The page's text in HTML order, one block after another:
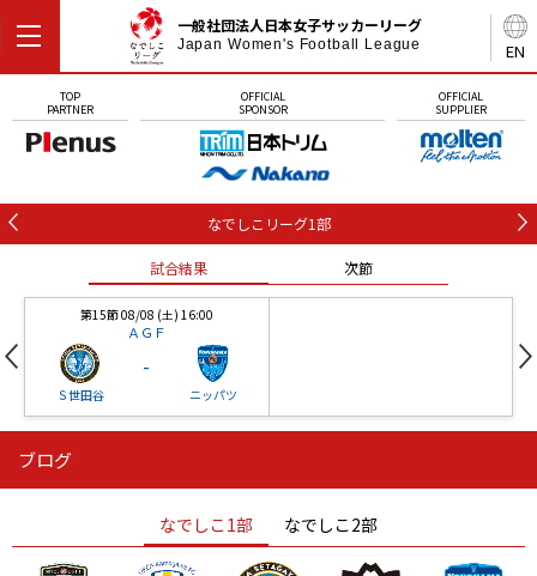
EN
一般社団法人日本女子サッカーリーグ
Japan Women's Football League
TOP
PARTNER
OFFICIAL
SPONSOR
OFFICIAL
SUPPLIER
なでしこリーグ1部
試合結果 次節
第15節 08/08 (土) 16:00
ＡＧＦ
Ｓ世田谷
-
ニッパツ
ニッパツ
ニッパツ 名古屋
石人の星
静岡 愛媛Ｌ
ブログ
なでしこ1部 なでしこ2部